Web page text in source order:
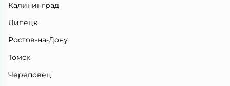
Калининград
Липецк
Ростов-на-Дону
Томск
Череповец